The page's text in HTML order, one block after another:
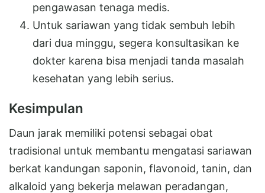
pengawasan tenaga medis.
Untuk sariawan yang tidak sembuh lebih
dari dua minggu, segera konsultasikan ke
dokter karena bisa menjadi tanda masalah
kesehatan yang lebih serius.
Kesimpulan
Daun jarak memiliki potensi sebagai obat
tradisional untuk membantu mengatasi sariawan
berkat kandungan saponin, flavonoid, tanin, dan
alkaloid yang bekerja melawan peradangan,